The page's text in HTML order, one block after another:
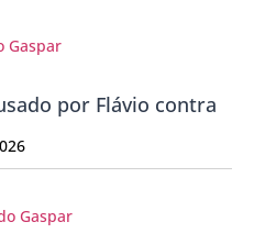
por Flávio contra